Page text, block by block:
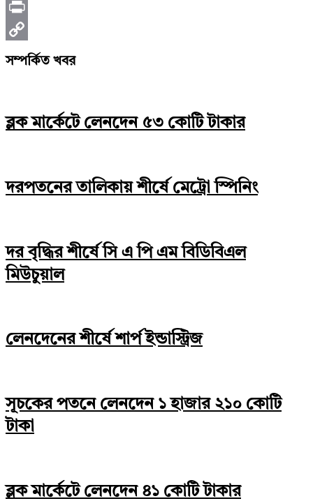
Telegram
Print
Copy
সম্পর্কিত খবর
ব্লক মার্কেটে লেনদেন ৫৩ কোটি টাকার
দরপতনের তালিকায় শীর্ষে মেট্রো স্পিনিং
দর বৃদ্ধির শীর্ষে সি এ পি এম বিডিবিএল
মিউচুয়াল
লেনদেনের শীর্ষে শার্প ইন্ডাস্ট্রিজ
সূচকের পতনে লেনদেন ১ হাজার ২১০ কোটি
টাকা
ব্লক মার্কেটে লেনদেন ৪১ কোটি টাকার